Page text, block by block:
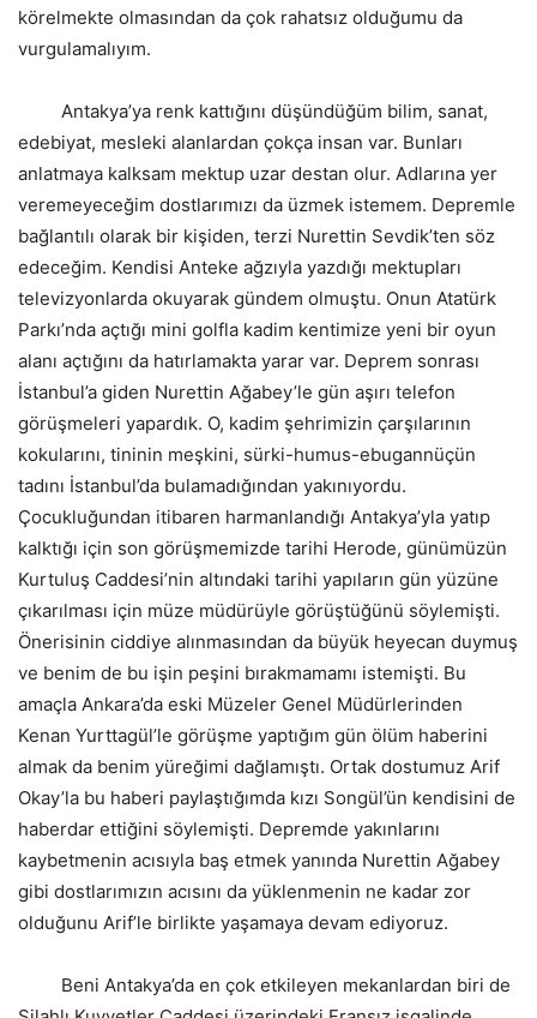
körelmekte olmasından da çok rahatsız olduğumu da
vurgulamalıyım.
Antakya’ya renk kattığını düşündüğüm bilim, sanat,
edebiyat, mesleki alanlardan çokça insan var. Bunları
anlatmaya kalksam mektup uzar destan olur. Adlarına yer
veremeyeceğim dostlarımızı da üzmek istemem. Depremle
bağlantılı olarak bir kişiden, terzi Nurettin Sevdik’ten söz
edeceğim. Kendisi Anteke ağzıyla yazdığı mektupları
televizyonlarda okuyarak gündem olmuştu. Onun Atatürk
Parkı’nda açtığı mini golfla kadim kentimize yeni bir oyun
alanı açtığını da hatırlamakta yarar var. Deprem sonrası
İstanbul’a giden Nurettin Ağabey’le gün aşırı telefon
görüşmeleri yapardık. O, kadim şehrimizin çarşılarının
kokularını, tininin meşkini, sürki-humus-ebugannüçün
tadını İstanbul’da bulamadığından yakınıyordu.
Çocukluğundan itibaren harmanlandığı Antakya’yla yatıp
kalktığı için son görüşmemizde tarihi Herode, günümüzün
Kurtuluş Caddesi’nin altındaki tarihi yapıların gün yüzüne
çıkarılması için müze müdürüyle görüştüğünü söylemişti.
Önerisinin ciddiye alınmasından da büyük heyecan duymuş
ve benim de bu işin peşini bırakmamamı istemişti. Bu
amaçla Ankara’da eski Müzeler Genel Müdürlerinden
Kenan Yurttagül’le görüşme yaptığım gün ölüm haberini
almak da benim yüreğimi dağlamıştı. Ortak dostumuz Arif
Okay’la bu haberi paylaştığımda kızı Songül’ün kendisini de
haberdar ettiğini söylemişti. Depremde yakınlarını
kaybetmenin acısıyla baş etmek yanında Nurettin Ağabey
gibi dostlarımızın acısını da yüklenmenin ne kadar zor
olduğunu Arif’le birlikte yaşamaya devam ediyoruz.
Beni Antakya’da en çok etkileyen mekanlardan biri de